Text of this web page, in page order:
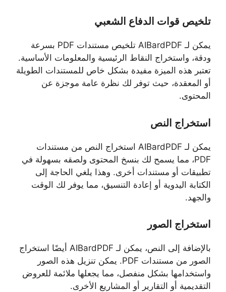
تلخيص قوات الدفاع الشعبي
يمكن لـ AIBardPDF تلخيص مستندات PDF بسرعة
ودقة، واستخراج النقاط الرئيسية والمعلومات الأساسية.
تعتبر هذه الميزة مفيدة بشكل خاص للمستندات الطويلة
أو المعقدة، حيث توفر لك نظرة عامة موجزة عن
المحتوى.
استخراج النص
يمكن لـ AIBardPDF استخراج النص من مستندات
PDF، مما يسمح لك بنسخ المحتوى ولصقه بسهولة في
تطبيقات أو مستندات أخرى. وهذا يلغي الحاجة إلى
الكتابة اليدوية أو إعادة التنسيق، مما يوفر لك الوقت
والجهد.
استخراج الصور
بالإضافة إلى النص، يمكن لـ AIBardPDF أيضًا استخراج
الصور من مستندات PDF. يمكن تنزيل هذه الصور
واستخدامها بشكل منفصل، مما يجعلها ملائمة للعروض
التقديمية أو التقارير أو المشاريع الأخرى.